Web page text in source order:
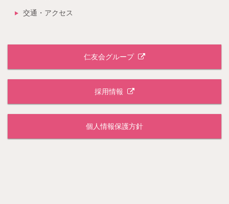
交通・アクセス
仁友会グループ
採用情報
個人情報保護方針